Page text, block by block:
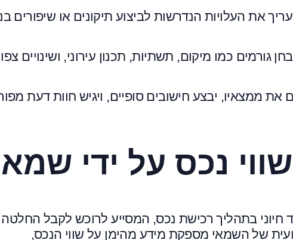
את העלויות הנדרשות לביצוע תיקונים או שיפורים
גורמים כמו מיקום, תשתיות, תכנון עירוני, ושינויים
ממצאיו, יבצע חישובים סופיים, ויגיש חוות דעת
נכס על ידי
חיוני בתהליך רכישת נכס, המסייע לרוכש לקבל החלטה
של השמאי מספקת מידע מהימן על שווי הנכס,